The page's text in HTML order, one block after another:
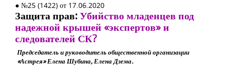
● №25 (1422) от 17.06.2020
Защита прав:Убийство младенцев под
надежной крышей «экспертов» и
следователей СК?
Председатель и руководитель общественной организации
«Астрея» Елена Шубина, Елена Дзема.